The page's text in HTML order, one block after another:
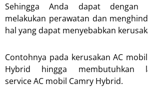
Sehingga Anda dapat dengan
melakukan perawatan dan
hal yang dapat menyebabkan
Contohnya pada kerusakan AC
Hybrid hingga membutuhkan
service AC mobil Camry Hybrid.